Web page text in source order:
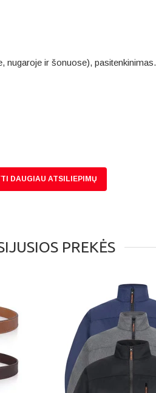
nugaroje ir šonuose), pasitenkinimas.
DAUGIAU ATSILIEPIMŲ
PREKĖS